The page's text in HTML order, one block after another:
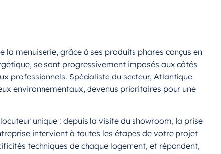
menuiserie, grâce à ses produits phares conçus en
se sont progressivement imposés aux côtés
professionnels. Spécialiste du secteur, Atlantique
environnementaux, devenus prioritaires pour une
unique : depuis la visite du showroom, la prise
intervient à toutes les étapes de votre projet
techniques de chaque logement, et répondent,